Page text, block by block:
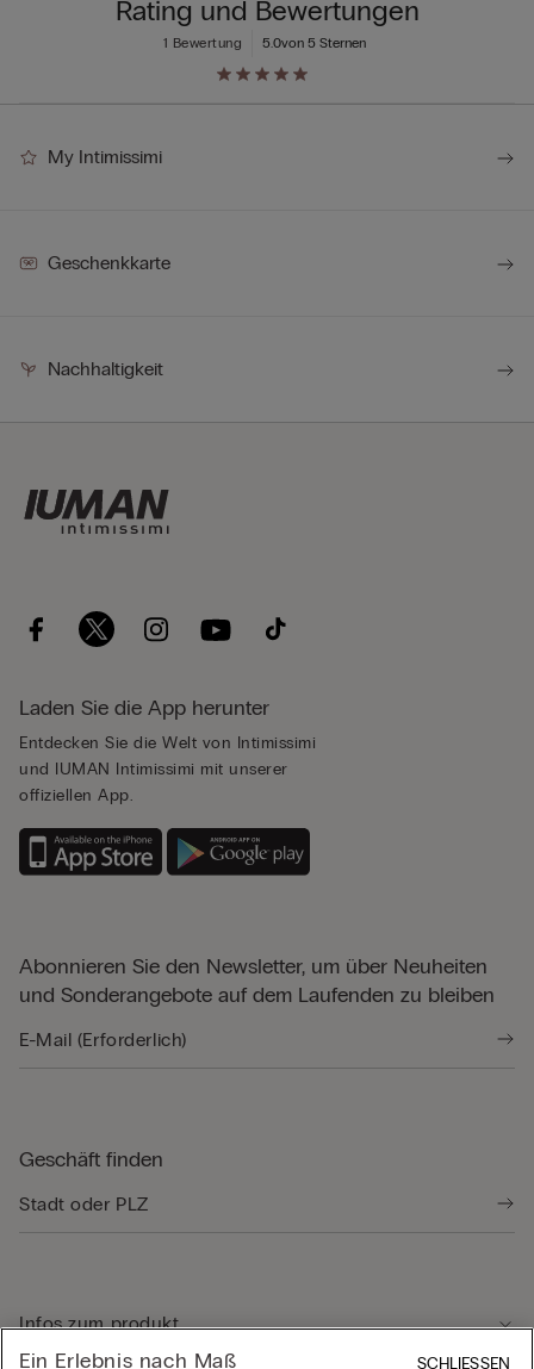
Rating und Bewertungen
5.0von 5 Sternen
1 Bewertung
My Intimissimi
Geschenkkarte
Nachhaltigkeit
Laden Sie die App herunter
Entdecken Sie die Welt von Intimissimi
und IUMAN Intimissimi mit unserer
offiziellen App.
Abonnieren Sie den Newsletter, um über Neuheiten
und Sonderangebote auf dem Laufenden zu bleiben
Geschäft finden
Infos zum produkt
Ein Erlebnis nach Maß SCHLIESSEN